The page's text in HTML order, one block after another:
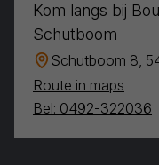
Kom langs bij
Schutboom
Schutboom 8,
Route in maps
Bel: 0492-322036